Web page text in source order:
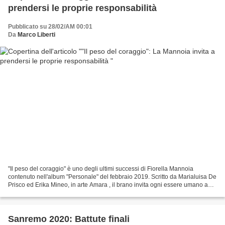
prendersi le proprie responsabilità
Pubblicato su 28/02/AM 00:01
Da Marco Liberti
"Il peso del coraggio" è uno degli ultimi successi di Fiorella Mannoia
contenuto nell'album "Personale" del febbraio 2019. Scritto da Marialuisa De
Prisco ed Erika Mineo, in arte Amara , il brano invita ogni essere umano a
Sanremo 2020: Battute finali